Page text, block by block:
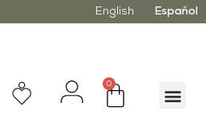
English Español
0